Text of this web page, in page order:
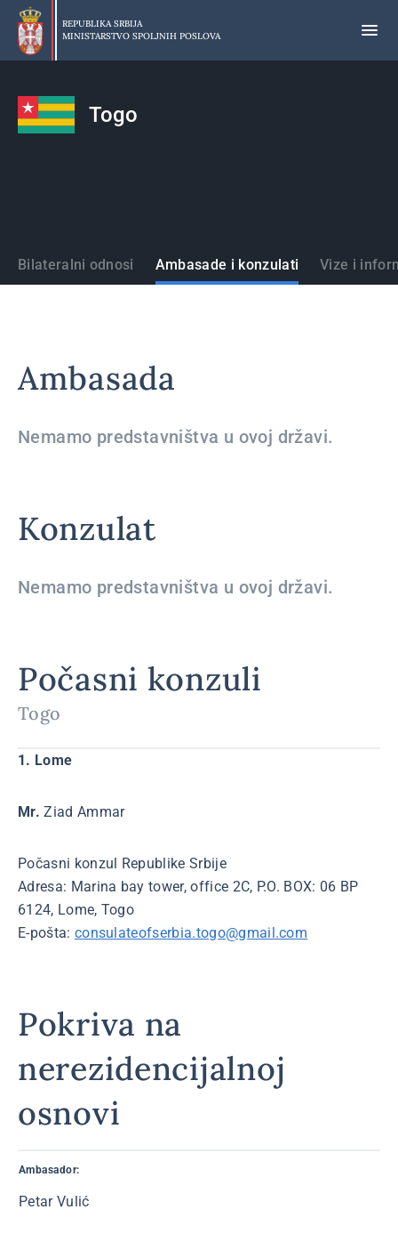
Preskoči
glavni
deo
REPUBLIKA SRBIJA
MINISTARSTVO SPOLJNIH POSLOVA
Togo
Države
Bilateralni odnosi Ambasade i konzulati Vize i
Ambasada
Nemamo predstavništva u ovoj državi.
Konzulat
Nemamo predstavništva u ovoj državi.
Počasni konzuli
Togo
1. Lome
Mr. Ziad Ammar
Počasni konzul Republike Srbije
Adresa: Marina bay tower, office 2C, P.O. BOX: 06 BP
6124, Lome, Togo
E-pošta: consulateofserbia.togo@gmail.com
Pokriva na
nerezidencijalnoj
osnovi
Ambasador:
Petar Vulić